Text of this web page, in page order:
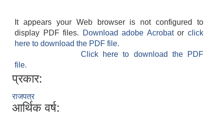
It appears your Web browser is not configured to
display PDF files.
Download adobe Acrobatorclick
here to download the PDF file.
Click here to download the PDF
file.
प्रकार:
राजपत्र
आर्थिक वर्ष: